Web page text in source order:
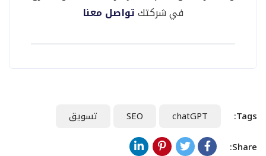
في شركتكتواصل معنا
Tags:
chatGPT
SEO
تسويق
Share: